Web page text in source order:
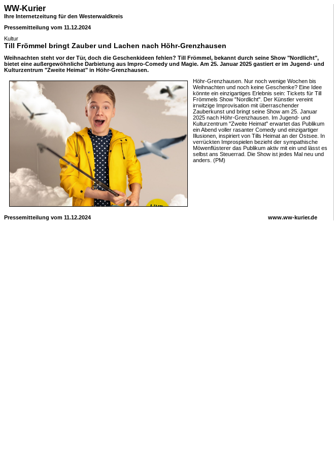
WW-Kurier
Ihre Internetzeitung für den Westerwaldkreis
Pressemitteilung vom 11.12.2024
Kultur
Till Frömmel bringt Zauber und Lachen nach Höhr-Grenzhausen
Weihnachten steht vor der Tür, doch die Geschenkideen fehlen? Till Frömmel, bekannt durch seine Show "Nordlicht",
bietet eine außergewöhnliche Darbietung aus Impro-Comedy und Magie. Am 25. Januar 2025 gastiert er im Jugend- und
Kulturzentrum "Zweite Heimat" in Höhr-Grenzhausen.
Höhr-Grenzhausen. Nur noch wenige Wochen bis
Weihnachten und noch keine Geschenke? Eine Idee
könnte ein einzigartiges Erlebnis sein: Tickets für Till
Frömmels Show "Nordlicht". Der Künstler vereint
irrwitzige Improvisation mit überraschender
Zauberkunst und bringt seine Show am 25. Januar
2025 nach Höhr-Grenzhausen. Im Jugend- und
Kulturzentrum "Zweite Heimat" erwartet das Publikum
ein Abend voller rasanter Comedy und einzigartiger
Illusionen, inspiriert von Tills Heimat an der Ostsee. In
verrückten Improspielen bezieht der sympathische
Möwenflüsterer das Publikum aktiv mit ein und lässt es
selbst ans Steuerrad. Die Show ist jedes Mal neu und
anders. (PM)
Pressemitteilung vom 11.12.2024 www.ww-kurier.de